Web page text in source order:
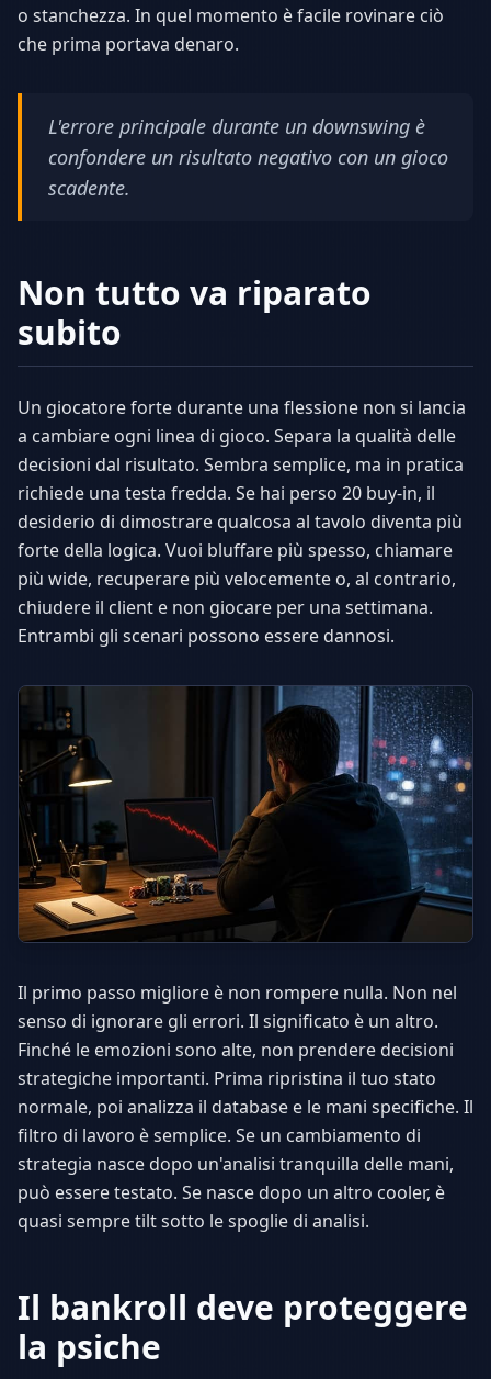
o stanchezza. In quel momento è facile rovinare ciò
che prima portava denaro.
L'errore principale durante un downswing è
confondere un risultato negativo con un gioco
scadente.
Non tutto va riparato
subito
Un giocatore forte durante una flessione non si lancia
a cambiare ogni linea di gioco. Separa la qualità delle
decisioni dal risultato. Sembra semplice, ma in pratica
richiede una testa fredda. Se hai perso 20 buy-in, il
desiderio di dimostrare qualcosa al tavolo diventa più
forte della logica. Vuoi bluffare più spesso, chiamare
più wide, recuperare più velocemente o, al contrario,
chiudere il client e non giocare per una settimana.
Entrambi gli scenari possono essere dannosi.
Il primo passo migliore è non rompere nulla. Non nel
senso di ignorare gli errori. Il significato è un altro.
Finché le emozioni sono alte, non prendere decisioni
strategiche importanti. Prima ripristina il tuo stato
normale, poi analizza il database e le mani specifiche. Il
filtro di lavoro è semplice. Se un cambiamento di
strategia nasce dopo un'analisi tranquilla delle mani,
può essere testato. Se nasce dopo un altro cooler, è
quasi sempre tilt sotto le spoglie di analisi.
Il bankroll deve proteggere
la psiche